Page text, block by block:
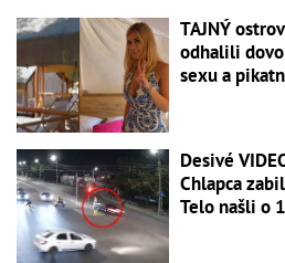
TAJNÝ
odhalili
sexu a
Desivé
Chlapca
Telo našli o